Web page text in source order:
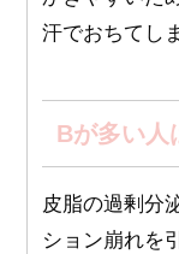
汗でおちてし
Bが多い人
皮脂の過剰分
ション崩れを